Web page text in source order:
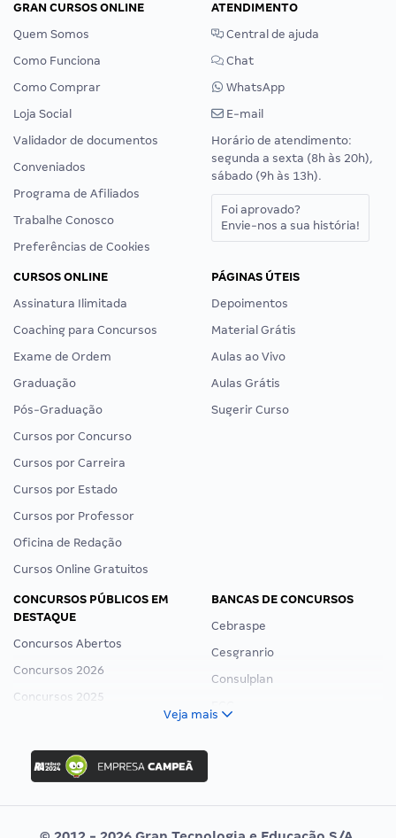
GRAN CURSOS ONLINE
Quem Somos
Como Funciona
Como Comprar
Loja Social
Validador de documentos
Conveniados
Programa de Afiliados
Trabalhe Conosco
Preferências de Cookies
ATENDIMENTO
Central de ajuda
Chat
WhatsApp
E-mail
Horário de atendimento:
segunda a sexta (8h às 20h),
sábado (9h às 13h).
Foi aprovado?
Envie-nos a sua história!
CURSOS ONLINE
Assinatura Ilimitada
Coaching para Concursos
Exame de Ordem
Graduação
Pós-Graduação
Cursos por Concurso
Cursos por Carreira
Cursos por Estado
Cursos por Professor
Oficina de Redação
Cursos Online Gratuitos
PÁGINAS ÚTEIS
Depoimentos
Material Grátis
Aulas ao Vivo
Aulas Grátis
Sugerir Curso
CONCURSOS PÚBLICOS EM
DESTAQUE
Concursos Abertos
Concursos 2026
Concursos 2025
Concurso Ibama
Concurso MPU
Editais publicados
BANCAS DE CONCURSOS
Cebraspe
Cesgranrio
Consulplan
Veja mais